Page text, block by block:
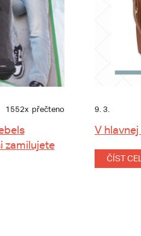
1552x přečteno
zamilujete
9. 3.
V hlavnej
ČÍST